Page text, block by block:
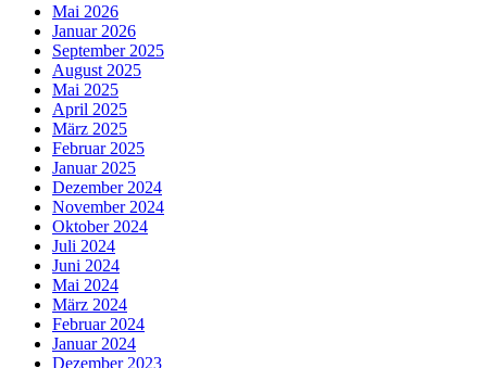
Mai 2026
Januar 2026
September 2025
August 2025
Mai 2025
April 2025
März 2025
Februar 2025
Januar 2025
Dezember 2024
November 2024
Oktober 2024
Juli 2024
Juni 2024
Mai 2024
März 2024
Februar 2024
Januar 2024
Dezember 2023